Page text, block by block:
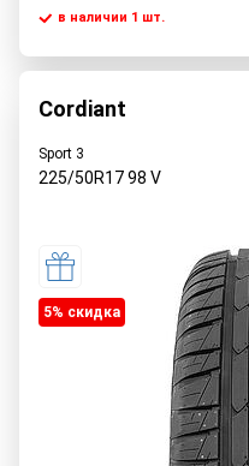
в наличии 1 шт.
Cordiant
Sport 3
225/50R1798 V
5% cкидка